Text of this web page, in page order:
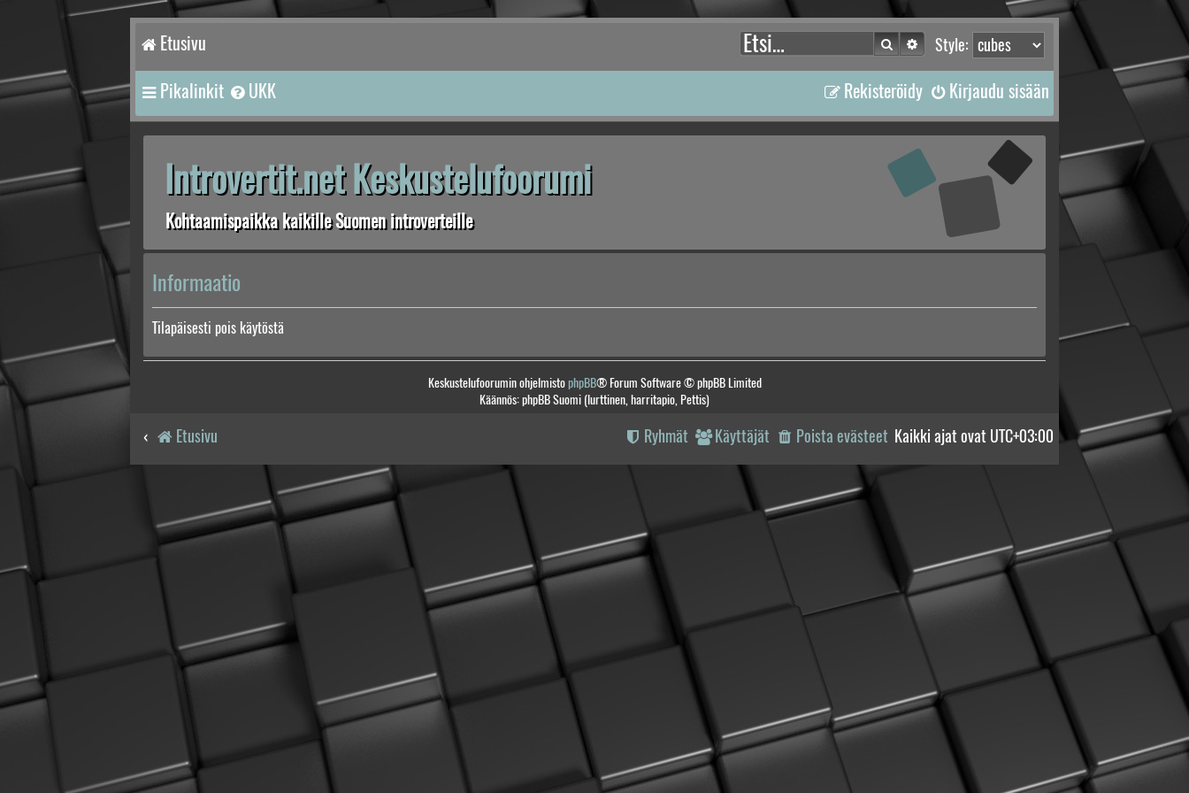
Etusivu Style:
Etsi Tarkennettu haku
Pikalinkit UKK Kirjaudu sisään
Rekisteröidy
Introvertit.net Keskustelufoorumi
Kohtaamispaikka kaikille Suomen introverteille
Informaatio
Tilapäisesti pois käytöstä
Keskustelufoorumin ohjelmistophpBB® Forum Software © phpBB Limited
Käännös: phpBB Suomi (lurttinen, harritapio, Pettis)
Etusivu Kaikki ajat ovat UTC+03:00
Poista evästeet
Käyttäjät
Ryhmät